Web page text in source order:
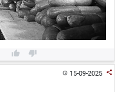
 
15-09-2025 